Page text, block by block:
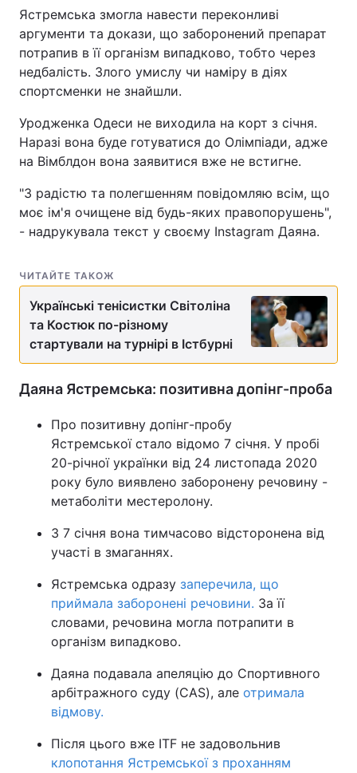
Послуги
Тема оформлення
Ястремська змогла навести переконливі
аргументи та докази, що заборонений препарат
потрапив в її організм випадково, тобто через
недбалість. Злого умислу чи наміру в діях
спортсменки не знайшли.
Уродженка Одеси не виходила на корт з січня.
Наразі вона буде готуватися до Олімпіади, адже
на Вімблдон вона заявитися вже не встигне.
"З радістю та полегшенням повідомляю всім, що
моє ім'я очищене від будь-яких правопорушень",
- надрукувала текст у своєму Instagram Даяна.
ЧИТАЙТЕ ТАКОЖ
Українські тенісистки Світоліна
та Костюк по-різному
стартували на турнірі в Істбурні
Даяна Ястремська: позитивна допінг-проба
Про позитивну допінг-пробу
Ястремської стало відомо 7 січня. У пробі
20-річної українки від 24 листопада 2020
року було виявлено заборонену речовину -
метаболіти местеролону.
З 7 січня вона тимчасово відсторонена від
участі в змаганнях.
Ястремська одразу заперечила, що
приймала заборонені речовини. За її
словами, речовина могла потрапити в
організм випадково.
Даяна подавала апеляцію до Спортивного
арбітражного суду (CAS), але отримала
відмову.
Після цього вже ITF не задовольнив
клопотання Ястремської з проханням